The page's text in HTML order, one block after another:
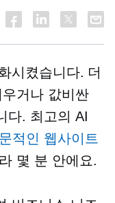
시켰습니다. 더
거나 값비싼
다. 최고의 AI
적인 웹사이트
몇 분 안에요.